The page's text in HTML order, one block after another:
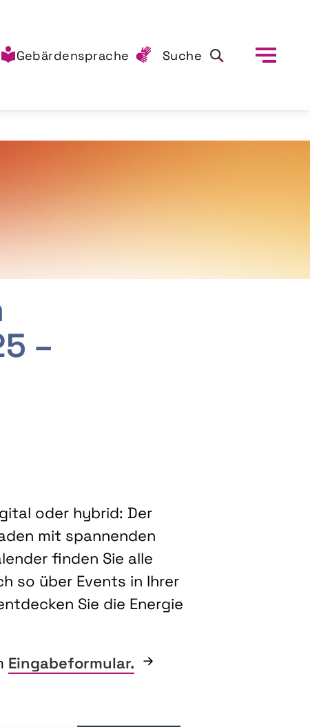
Gebärdensprache Suche
–
oder hybrid: Der
mit spannenden
finden Sie alle
so über Events in Ihrer
Sie die Energie
Eingabeformular.